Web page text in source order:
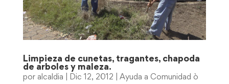
Limpieza de cunetas, tragantes, chapoda
de arboles y maleza.
por alcaldia Dic 12, 2012
Ayuda a Comunidad ò